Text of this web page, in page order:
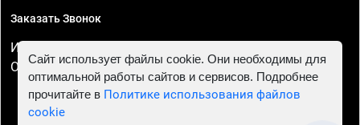
Заказать Звонок
ИП Смирнов Георгий Павлович. ИНН 781302555843,
ОГРНИП 324470400032610
Сайт использует файлы cookie. Они необходимы для
оптимальной работы сайтов и сервисов. Подробнее
прочитайте в Политике использования файлов
cookie